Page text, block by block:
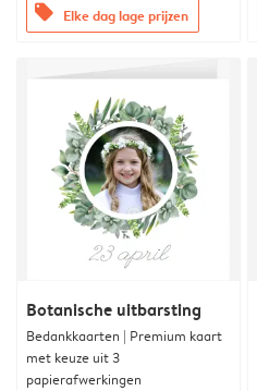
offers Elke dag lage prijzen
Botanische uitbarsting
Bedankkaarten | Premium kaart
met keuze uit 3
papierafwerkingen